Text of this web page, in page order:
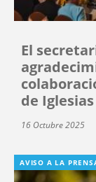
El
de
16 Octubre 2025
AVISO A LA